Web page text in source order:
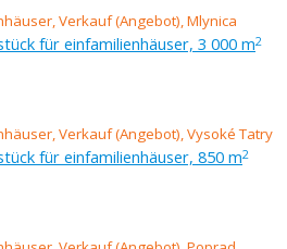
für einfamilienhäuser, 3 000 m2
für einfamilienhäuser, 850 m2